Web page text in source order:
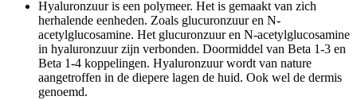
Hyaluronzuur is een polymeer. Het is gemaakt van zich
herhalende eenheden. Zoals glucuronzuur en N-
acetylglucosamine. Het glucuronzuur en N-acetylglucosamine
in hyaluronzuur zijn verbonden. Doormiddel van Beta 1-3 en
Beta 1-4 koppelingen. Hyaluronzuur wordt van nature
aangetroffen in de diepere lagen de huid. Ook wel de dermis
genoemd.